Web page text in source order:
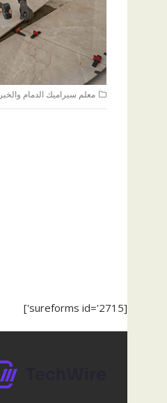
معلم سيراميك الدمام والخبر
[sureforms id='2715']